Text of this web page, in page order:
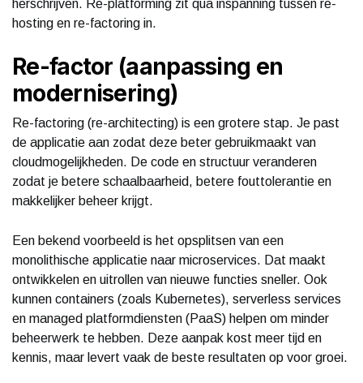
herschrijven. Re-platforming zit qua inspanning tussen re-
hosting en re-factoring in.
Re-factor (aanpassing en
modernisering)
Re-factoring (re-architecting) is een grotere stap. Je past
de applicatie aan zodat deze beter gebruikmaakt van
cloudmogelijkheden. De code en structuur veranderen
zodat je betere schaalbaarheid, betere fouttolerantie en
makkelijker beheer krijgt.
Een bekend voorbeeld is het opsplitsen van een
monolithische applicatie naar microservices. Dat maakt
ontwikkelen en uitrollen van nieuwe functies sneller. Ook
kunnen containers (zoals Kubernetes), serverless services
en managed platformdiensten (PaaS) helpen om minder
beheerwerk te hebben. Deze aanpak kost meer tijd en
kennis, maar levert vaak de beste resultaten op voor groei.